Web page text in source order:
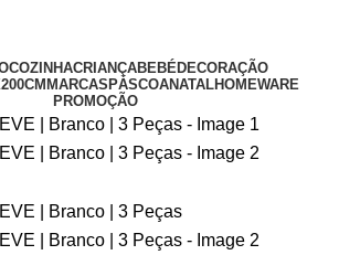
COZINHACRIANÇABEBÉDECORAÇÃO
MARCASPÁSCOANATALHOMEWARE
PROMOÇÃO